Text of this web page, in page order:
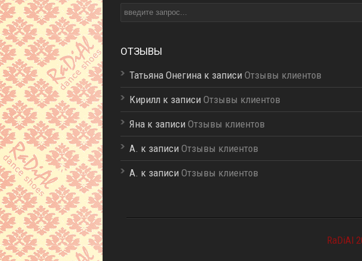
ОТЗЫВЫ
Татьяна Онегина к записи Отзывы клиентов
Кирилл к записи Отзывы клиентов
Яна к записи Отзывы клиентов
A. к записи Отзывы клиентов
A. к записи Отзывы клиентов
RaDiAl